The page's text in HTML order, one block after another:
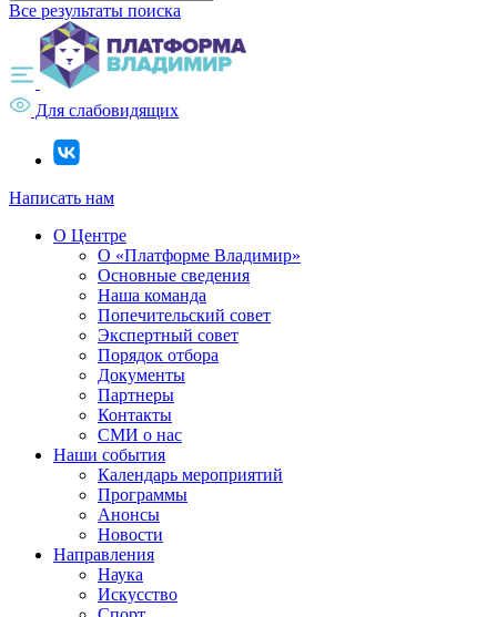
Все результаты поиска
Для слабовидящих
Написать нам
О Центре
О «Платформе Владимир»
Основные сведения
Наша команда
Попечительский совет
Экспертный совет
Порядок отбора
Документы
Партнеры
Контакты
СМИ о нас
Наши события
Календарь мероприятий
Программы
Анонсы
Новости
Направления
Наука
Искусство